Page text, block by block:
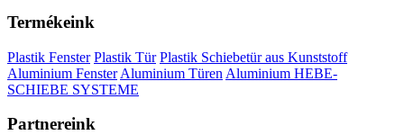
Termékeink
Plastik Fenster Plastik Tür Plastik Schiebetür aus Kunststoff
Aluminium Fenster Aluminium Türen Aluminium HEBE-
SCHIEBE SYSTEME
Partnereink